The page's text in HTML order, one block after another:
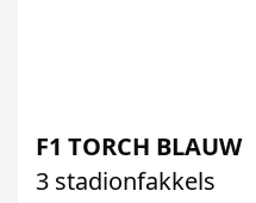
F1 TORCH BLAUW
3 stadionfakkels